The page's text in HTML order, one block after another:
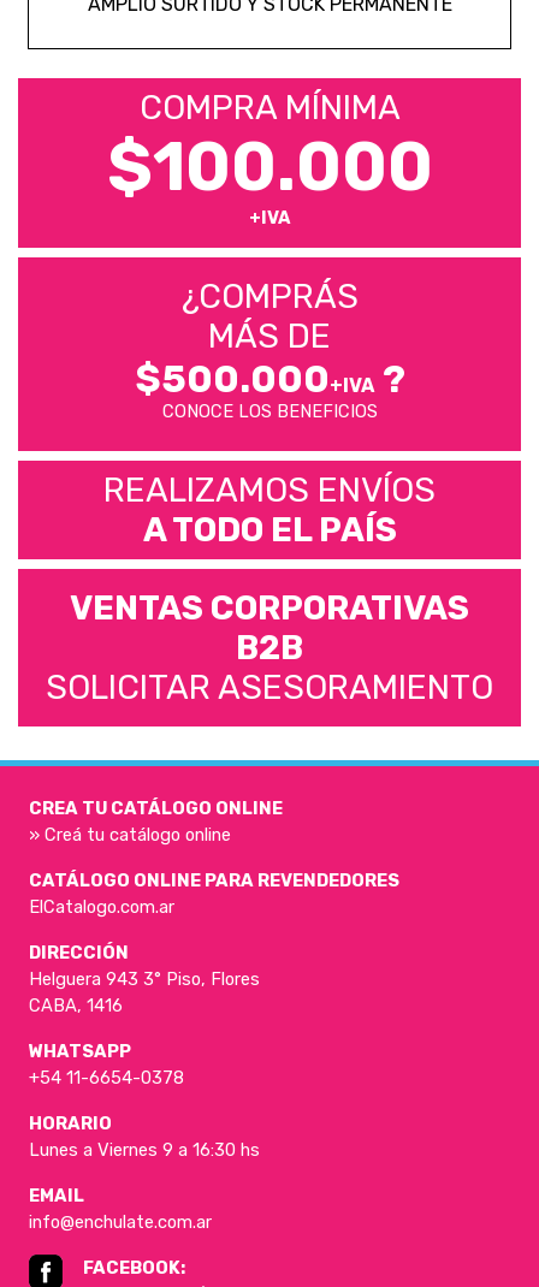
COMPRA MÍNIMA
$100.000
+IVA
¿COMPRÁS
MÁS DE
$500.000+IVA?
CONOCE LOS BENEFICIOS
REALIZAMOS ENVÍOS
A TODO EL PAÍS
VENTAS CORPORATIVAS
B2B
SOLICITAR ASESORAMIENTO
CREA TU CATÁLOGO ONLINE
» Creá tu catálogo online
CATÁLOGO ONLINE PARA REVENDEDORES
ElCatalogo.com.ar
DIRECCIÓN
Helguera 943 3° Piso, Flores
CABA, 1416
WHATSAPP
+54 11-6654-0378
HORARIO
Lunes a Viernes 9 a 16:30 hs
EMAIL
info@enchulate.com.ar
FACEBOOK: